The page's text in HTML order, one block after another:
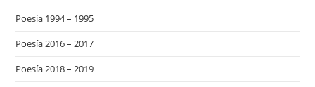
Poesía 1994 – 1995
Poesía 2016 – 2017
Poesía 2018 – 2019